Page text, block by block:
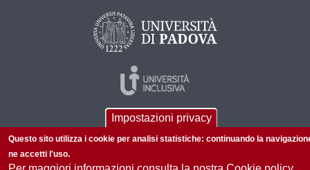
Impostazioni privacy
Questo sito utilizza i cookie per analisi statistiche: continuando la
ne accetti l'uso.